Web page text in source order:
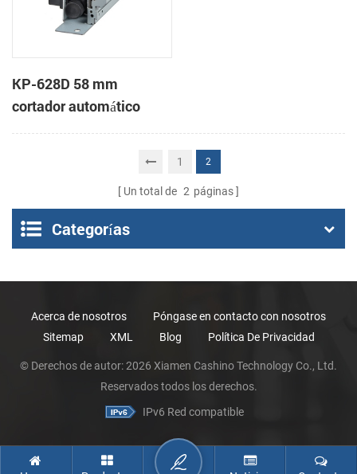
KP-628D 58 mm
cortador automático
1 2
Un total de 2 páginas
Categorías
Acerca de nosotros
Póngase en contacto con nosotros
Sitemap
XML Blog Política De Privacidad
© Derechos de autor: 2026 Xiamen Cashino Technology Co., Ltd.
Reservados todos los derechos.
IPv6 Red compatible